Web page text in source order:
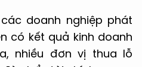
doanh nghiệp phát
có kết quả kinh doanh
nhiều đơn vị thua lỗ